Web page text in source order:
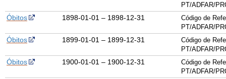
PT/ADFAR/
Óbitos 1898-01-01 – 1898-12-31
Código de
PT/ADFAR/
Óbitos 1899-01-01 – 1899-12-31
Código de
PT/ADFAR/
Óbitos 1900-01-01 – 1900-12-31
Código de
PT/ADFAR/